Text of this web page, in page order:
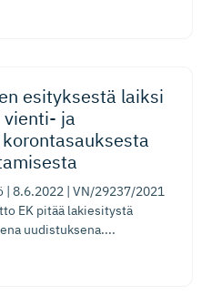
esityksestä laiksi
ja
8.6.2022 | VN/29237/2021
EK pitää lakiesitystä
uudistuksena....